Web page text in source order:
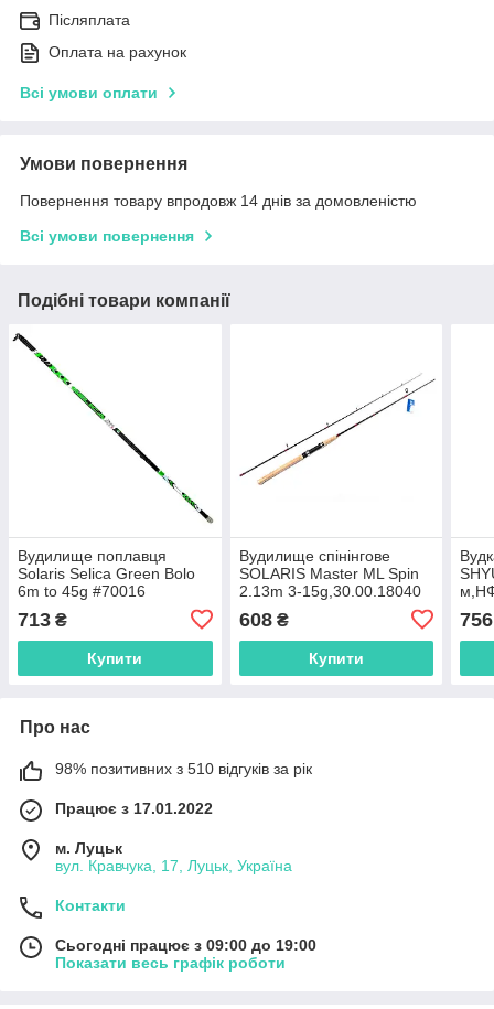
Післяплата
Оплата на рахунок
Всі умови оплати
Умови повернення
Повернення товару впродовж 14 днів за домовленістю
Всі умови повернення
Подібні товари компанії
Вудилище поплавця
Solaris Selica Green Bolo
6m to 45g #70016
713 ₴
Купити
Вудилище спінінгове
SOLARIS Master ML Spin
2.13m 3-15g,30.00.18040
608₴
Купити
756
Про нас
98% позитивних з 510 відгуків за рік
Працює з 17.01.2022
м. Луцьк
вул. Кравчука, 17, Луцьк, Україна
Контакти
Сьогодні працює з 09:00 до 19:00
Показати весь графік роботи